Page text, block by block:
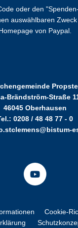
oder den
auswählbaren
von Paypal.
Brändström-Straße
46045 Oberhausen
0208 / 48 48 77 - 0
Cookie-